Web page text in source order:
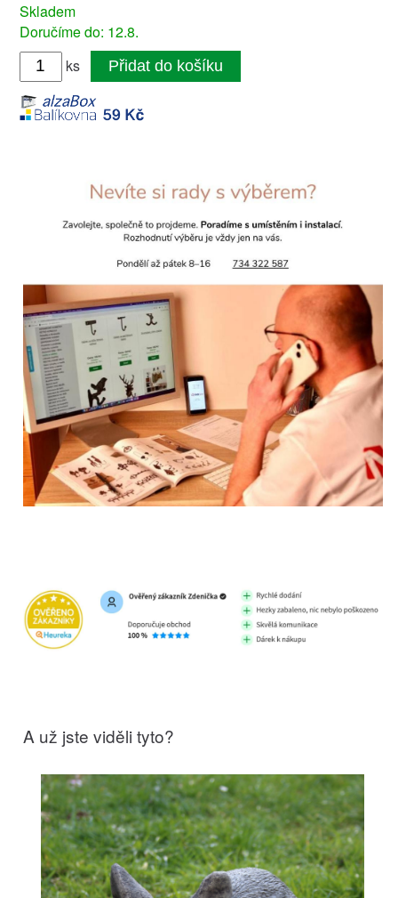
Skladem
Doručíme do: 12.8.
ks
Přidat do košíku
A už jste viděli tyto?